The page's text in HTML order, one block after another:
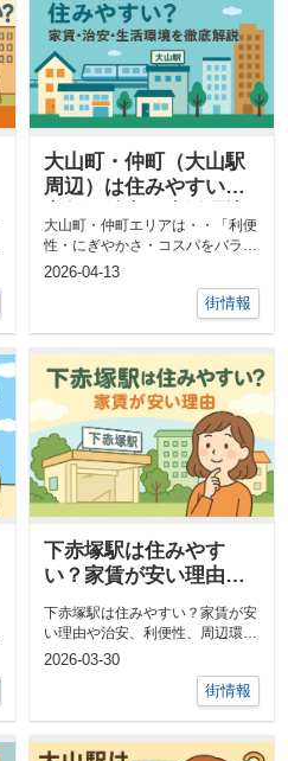
大山町・仲町（大山駅
周辺）は住みやすい？
を徹底解説
大山町・仲町エリアは・・「利便
性・にぎやかさ・コスパをバラン
ス良く求める人」におすすめで
2026-04-13
街情報
下赤塚駅は住みやす
い？家賃が安い理由を
徹底解説
下赤塚駅は住みやすい？家賃が安
い理由や治安、利便性、周辺環境
を徹底解説。板橋区でコスパよく
2026-03-30
街情報